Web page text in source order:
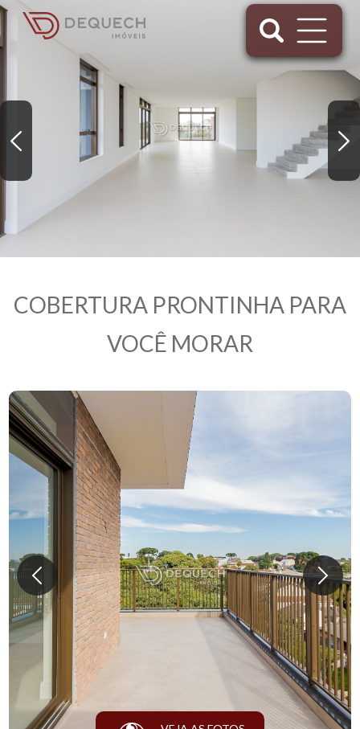
COBERTURA PRONTINHA PARA
VOCÊ MORAR